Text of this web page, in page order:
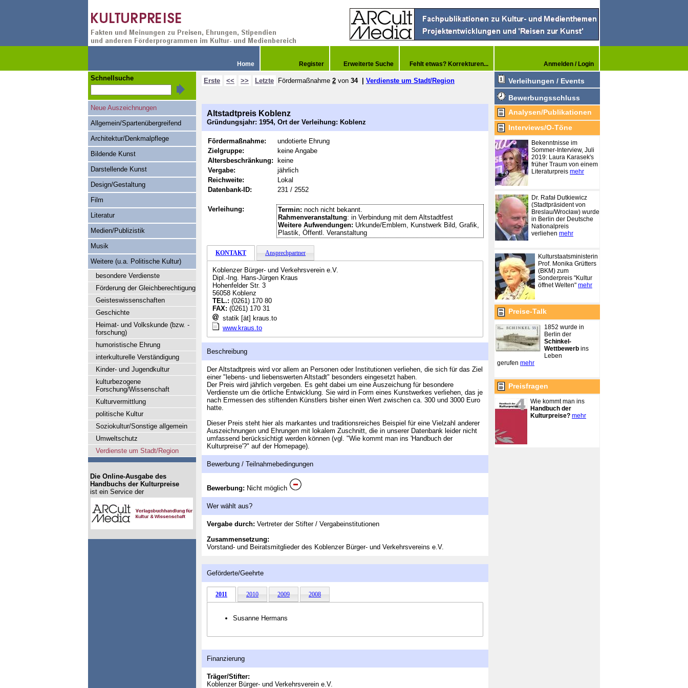
Home Register Erweiterte Suche Fehlt etwas? Korrekturen... Anmelden / Login
Erste << >> Letzte Fördermaßnahme 2 von 34 Verdienste um Stadt/Region
Altstadtpreis Koblenz
Gründungsjahr: 1954, Ort der Verleihung: Koblenz
Fördermaßnahme:
undotierte Ehrung
Zielgruppe:
keine Angabe
Altersbeschränkung:
keine
Vergabe:
jährlich
Reichweite:
Lokal
Datenbank-ID:
231 / 2552
Verleihung: Termin: noch nicht bekannt.
Rahmenveranstaltung: in Verbindung mit dem Altstadtfest
Weitere Aufwendungen: Urkunde/Emblem, Kunstwerk Bild, Grafik,
Plastik, Öffentl. Veranstaltung
KONTAKT Ansprechpartner
Koblenzer Bürger- und Verkehrsverein e.V.
Dipl.-Ing. Hans-Jürgen Kraus
Hohenfelder Str. 3
56058 Koblenz
TEL.: (0261) 170 80
FAX: (0261) 170 31
statik [ät] kraus.to
www.kraus.to
Beschreibung
Der Altstadtpreis wird vor allem an Personen oder Institutionen verliehen, die sich für das Ziel
einer "lebens- und liebenswerten Altstadt" besonders eingesetzt haben.
Der Preis wird jährlich vergeben. Es geht dabei um eine Auszeichung für besondere
Verdienste um die örtliche Entwicklung. Sie wird in Form eines Kunstwerkes verliehen, das je
nach Ermessen des stiftenden Künstlers bisher einen Wert zwischen ca. 300 und 3000 Euro
hatte.
Dieser Preis steht hier als markantes und traditionsreiches Beispiel für eine Vielzahl anderer
Auszeichnungen und Ehrungen mit lokalem Zuschnitt, die in unserer Datenbank leider nicht
umfassend berücksichtigt werden können (vgl. "Wie kommt man ins 'Handbuch der
Kulturpreise'?" auf der Homepage).
Bewerbung / Teilnahmebedingungen
Bewerbung: Nicht möglich
Wer wählt aus?
Vergabe durch: Vertreter der Stifter / Vergabeinstitutionen
Zusammensetzung:
Vorstand- und Beiratsmitglieder des Koblenzer Bürger- und Verkehrsvereins e.V.
Geförderte/Geehrte
2011 2010 2009 2008
Susanne Hermans
Finanzierung
Träger/Stifter:
Koblenzer Bürger- und Verkehrsverein e.V.
Schnellsuche
Neue Auszeichnungen
Allgemein/Spartenübergreifend
Architektur/Denkmalpflege
Bildende Kunst
Darstellende Kunst
Design/Gestaltung
Film
Literatur
Medien/Publizistik
Musik
Weitere (u.a. Politische Kultur)
besondere Verdienste
Förderung der Gleichberechtigung
Geisteswissenschaften
Geschichte
Heimat- und Volkskunde (bzw. -
forschung)
humoristische Ehrung
interkulturelle Verständigung
Kinder- und Jugendkultur
kulturbezogene
Forschung/Wissenschaft
Kulturvermittlung
politische Kultur
Soziokultur/Sonstige allgemein
Umweltschutz
Verdienste um Stadt/Region
Die Online-Ausgabe des
Handbuchs der Kulturpreise
ist ein Service der
Verleihungen / Events
Bewerbungsschluss
Analysen/Publikationen
Interviews/O-Töne
Bekenntnisse im
Sommer-Interview, Juli
2019: Laura Karasek's
früher Traum von einem
Literaturpreis mehr
Dr. Rafał Dutkiewicz
(Stadtpräsident von
Breslau/Wrocław) wurde
in Berlin der Deutsche
Nationalpreis
verliehen mehr
Kulturstaatsministerin
Prof. Monika Grütters
(BKM) zum
Sonderpreis "Kultur
öffnet Welten" mehr
Preise-Talk
1852 wurde in
Berlin der
Schinkel-
Wettbewerb ins
Leben
gerufen mehr
Preisfragen
Wie kommt man ins
Handbuch der
Kulturpreise? mehr